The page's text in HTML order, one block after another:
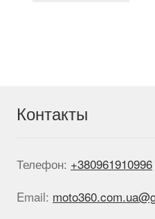
Контакты
Телефон: +380961910996
Email: